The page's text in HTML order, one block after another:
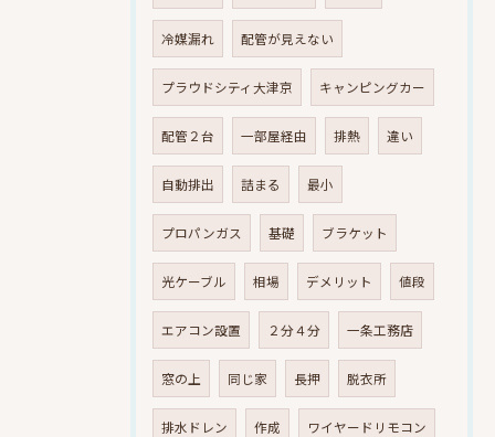
冷媒漏れ 配管が見えない
プラウドシティ大津京 キャンピングカー
配管２台 一部屋経由 排熱 違い
自動排出 詰まる 最小
プロパンガス 基礎 ブラケット
光ケーブル 相場 デメリット 値段
エアコン設置 ２分４分 一条工務店
窓の上 同じ家 長押 脱衣所
排水ドレン 作成 ワイヤードリモコン